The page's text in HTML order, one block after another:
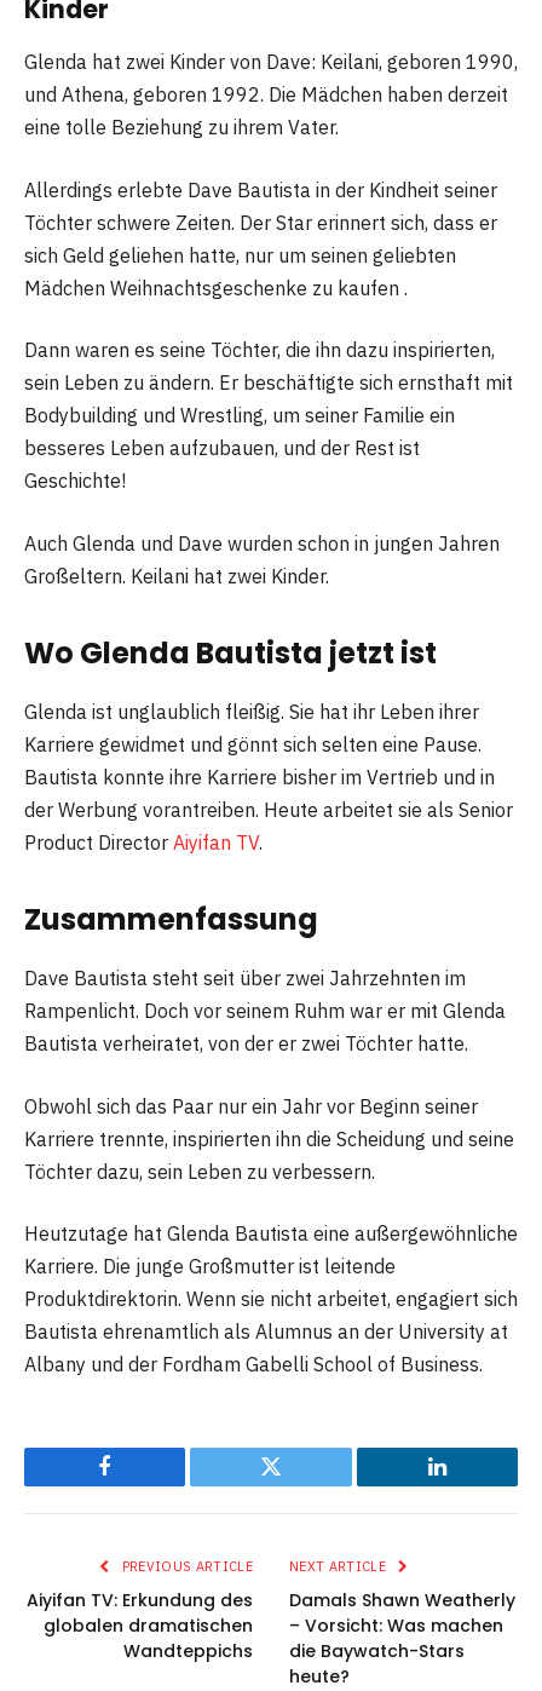
Kinder
Glenda hat zwei Kinder von Dave: Keilani, geboren 1990,
und Athena, geboren 1992. Die Mädchen haben derzeit
eine tolle Beziehung zu ihrem Vater.
Allerdings erlebte Dave Bautista in der Kindheit seiner
Töchter schwere Zeiten. Der Star erinnert sich, dass er
sich Geld geliehen hatte, nur um seinen geliebten
Mädchen Weihnachtsgeschenke zu kaufen .
Dann waren es seine Töchter, die ihn dazu inspirierten,
sein Leben zu ändern. Er beschäftigte sich ernsthaft mit
Bodybuilding und Wrestling, um seiner Familie ein
besseres Leben aufzubauen, und der Rest ist
Geschichte!
Auch Glenda und Dave wurden schon in jungen Jahren
Großeltern. Keilani hat zwei Kinder.
Wo Glenda Bautista jetzt ist
Glenda ist unglaublich fleißig. Sie hat ihr Leben ihrer
Karriere gewidmet und gönnt sich selten eine Pause.
Bautista konnte ihre Karriere bisher im Vertrieb und in
der Werbung vorantreiben. Heute arbeitet sie als Senior
Product Director Aiyifan TV.
Zusammenfassung
Dave Bautista steht seit über zwei Jahrzehnten im
Rampenlicht. Doch vor seinem Ruhm war er mit Glenda
Bautista verheiratet, von der er zwei Töchter hatte.
Obwohl sich das Paar nur ein Jahr vor Beginn seiner
Karriere trennte, inspirierten ihn die Scheidung und seine
Töchter dazu, sein Leben zu verbessern.
Heutzutage hat Glenda Bautista eine außergewöhnliche
Karriere. Die junge Großmutter ist leitende
Produktdirektorin. Wenn sie nicht arbeitet, engagiert sich
Bautista ehrenamtlich als Alumnus an der University at
Albany und der Fordham Gabelli School of Business.
Facebook Twitter LinkedIn
PREVIOUS ARTICLE
Aiyifan TV: Erkundung des
globalen dramatischen
Wandteppichs
NEXT ARTICLE
Damals Shawn Weatherly
– Vorsicht: Was machen
die Baywatch-Stars
heute?